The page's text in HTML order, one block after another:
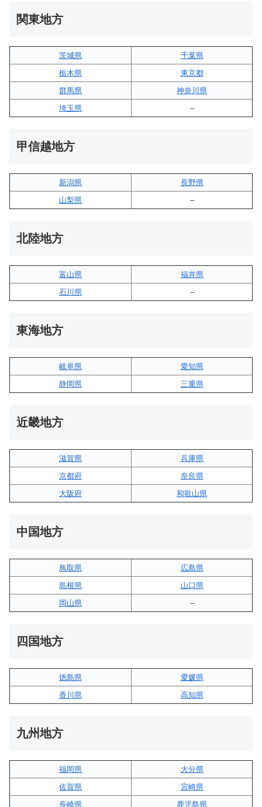
関東地方
茨城県
千葉県
栃木県
東京都
群馬県
神奈川県
埼玉県
–
甲信越地方
新潟県
長野県
山梨県
–
北陸地方
富山県
福井県
石川県
–
東海地方
岐阜県
愛知県
静岡県
三重県
近畿地方
滋賀県
兵庫県
京都府
奈良県
大阪府
和歌山県
中国地方
鳥取県
広島県
島根県
山口県
岡山県
–
四国地方
徳島県
愛媛県
香川県
高知県
九州地方
福岡県
大分県
佐賀県
宮崎県
長崎県
鹿児島県